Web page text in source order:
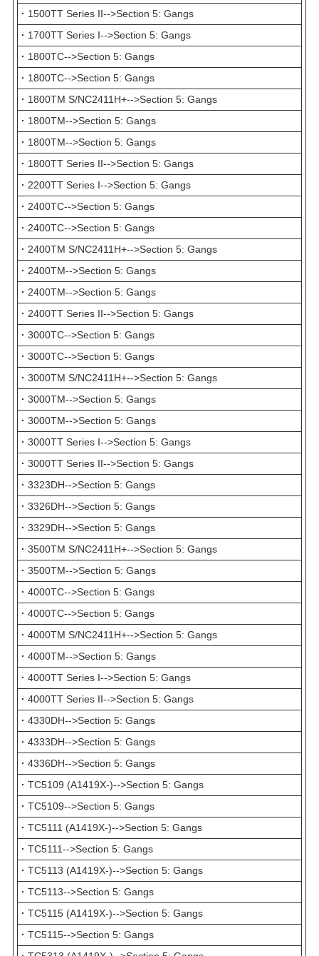
· 1500TT Series II-->Section 5: Gangs
· 1700TT Series I-->Section 5: Gangs
· 1800TC-->Section 5: Gangs
· 1800TC-->Section 5: Gangs
· 1800TM S/NC2411H+-->Section 5: Gangs
· 1800TM-->Section 5: Gangs
· 1800TM-->Section 5: Gangs
· 1800TT Series II-->Section 5: Gangs
· 2200TT Series I-->Section 5: Gangs
· 2400TC-->Section 5: Gangs
· 2400TC-->Section 5: Gangs
· 2400TM S/NC2411H+-->Section 5: Gangs
· 2400TM-->Section 5: Gangs
· 2400TM-->Section 5: Gangs
· 2400TT Series II-->Section 5: Gangs
· 3000TC-->Section 5: Gangs
· 3000TC-->Section 5: Gangs
· 3000TM S/NC2411H+-->Section 5: Gangs
· 3000TM-->Section 5: Gangs
· 3000TM-->Section 5: Gangs
· 3000TT Series I-->Section 5: Gangs
· 3000TT Series II-->Section 5: Gangs
· 3323DH-->Section 5: Gangs
· 3326DH-->Section 5: Gangs
· 3329DH-->Section 5: Gangs
· 3500TM S/NC2411H+-->Section 5: Gangs
· 3500TM-->Section 5: Gangs
· 4000TC-->Section 5: Gangs
· 4000TC-->Section 5: Gangs
· 4000TM S/NC2411H+-->Section 5: Gangs
· 4000TM-->Section 5: Gangs
· 4000TT Series I-->Section 5: Gangs
· 4000TT Series II-->Section 5: Gangs
· 4330DH-->Section 5: Gangs
· 4333DH-->Section 5: Gangs
· 4336DH-->Section 5: Gangs
· TC5109 (A1419X-)-->Section 5: Gangs
· TC5109-->Section 5: Gangs
· TC5111 (A1419X-)-->Section 5: Gangs
· TC5111-->Section 5: Gangs
· TC5113 (A1419X-)-->Section 5: Gangs
· TC5113-->Section 5: Gangs
· TC5115 (A1419X-)-->Section 5: Gangs
· TC5115-->Section 5: Gangs